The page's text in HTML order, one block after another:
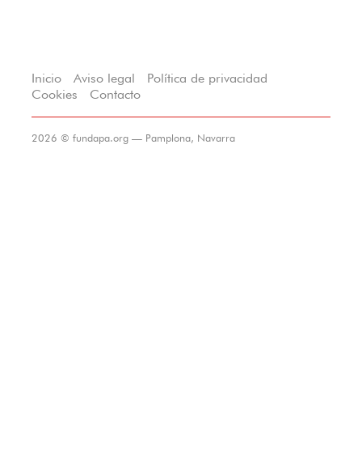
Inicio Aviso legal
Política de privacidad
Cookies
Contacto
2026 © fundapa.org — Pamplona, Navarra